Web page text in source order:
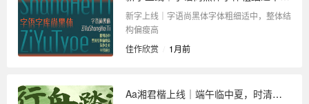
新字上线｜字语尚黑体字体粗细适中，整体结
构偏瘦高
佳作欣赏
1月前
Aa湘君楷上线｜端午临中夏，时清日复长